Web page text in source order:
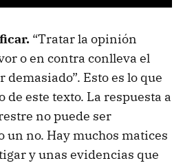
“Tratar la opinión
o en contra conlleva el
Esto es lo que
este texto. La respuesta a
no puede ser
un no. Hay muchos matices
y unas evidencias que